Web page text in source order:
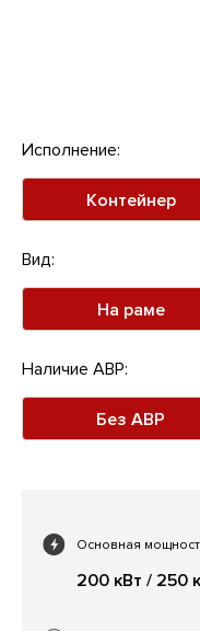
Исполнение:
Контейнер
Вид:
На раме
Наличие АВР:
Без АВР
Основная
200 кВт / 250